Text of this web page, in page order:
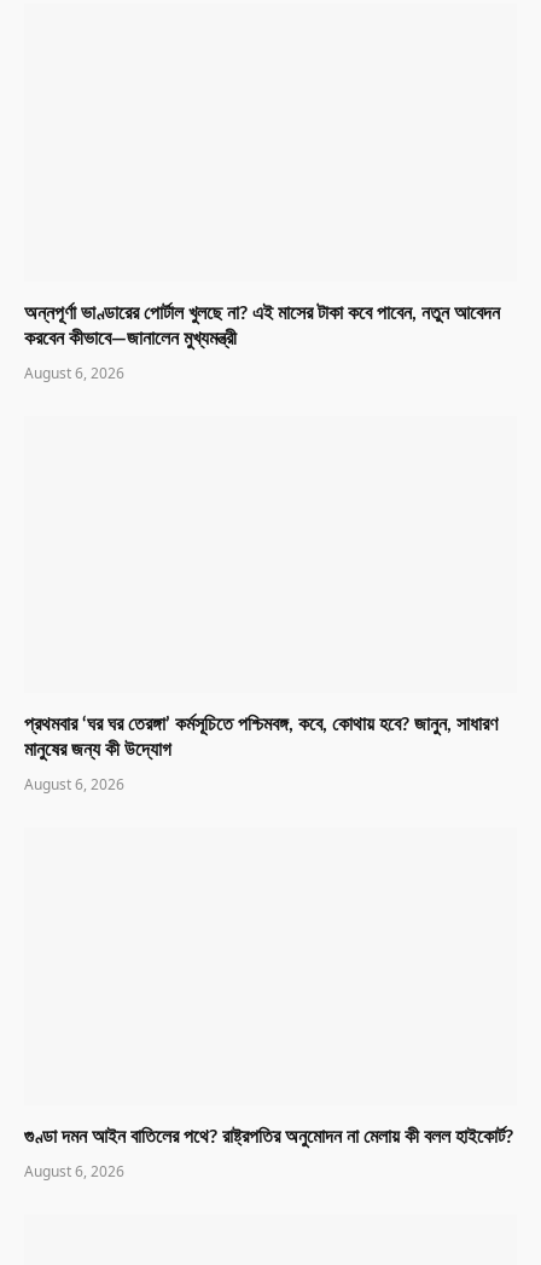
অন্নপূর্ণা ভাণ্ডারের পোর্টাল খুলছে না? এই মাসের টাকা কবে পাবেন, নতুন আবেদন
করবেন কীভাবে—জানালেন মুখ্যমন্ত্রী
August 6, 2026
প্রথমবার ‘ঘর ঘর তেরঙ্গা’ কর্মসূচিতে পশ্চিমবঙ্গ, কবে, কোথায় হবে? জানুন, সাধারণ
মানুষের জন্য কী উদ্যোগ
August 6, 2026
গুণ্ডা দমন আইন বাতিলের পথে? রাষ্ট্রপতির অনুমোদন না মেলায় কী বলল হাইকোর্ট?
August 6, 2026